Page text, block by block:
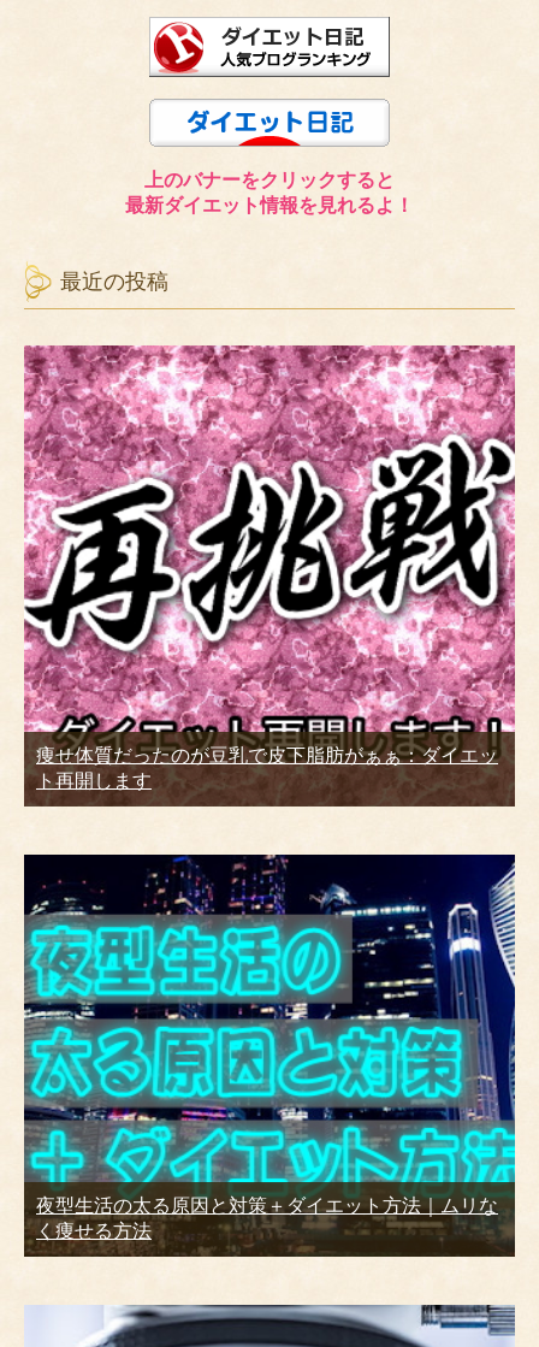
上のバナーをクリックすると
最新ダイエット情報を見れるよ！
最近の投稿
痩せ体質だったのが豆乳で皮下脂肪がぁぁ：ダイエッ
ト再開します
夜型生活の太る原因と対策＋ダイエット方法｜ムリな
く痩せる方法